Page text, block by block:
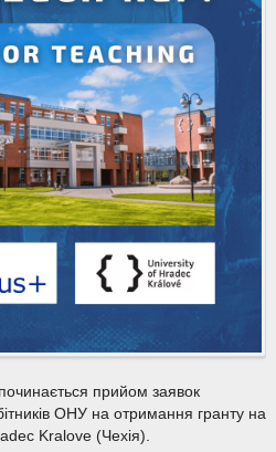
прийом заявок
ОНУ на отримання гранту на
Kralove (Чехія).